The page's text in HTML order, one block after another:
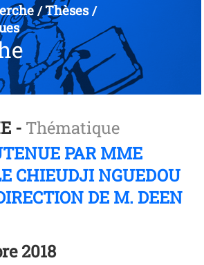
/Thèses/
- Thématique
PAR MME
CHIEUDJI NGUEDOU
DE M. DEEN
2018